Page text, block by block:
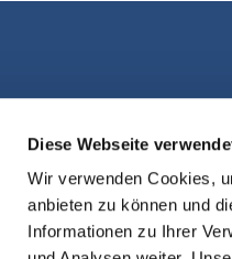
Diese Webseite
Wir verwenden Cookies,
anbieten zu können und
Informationen zu Ihrer